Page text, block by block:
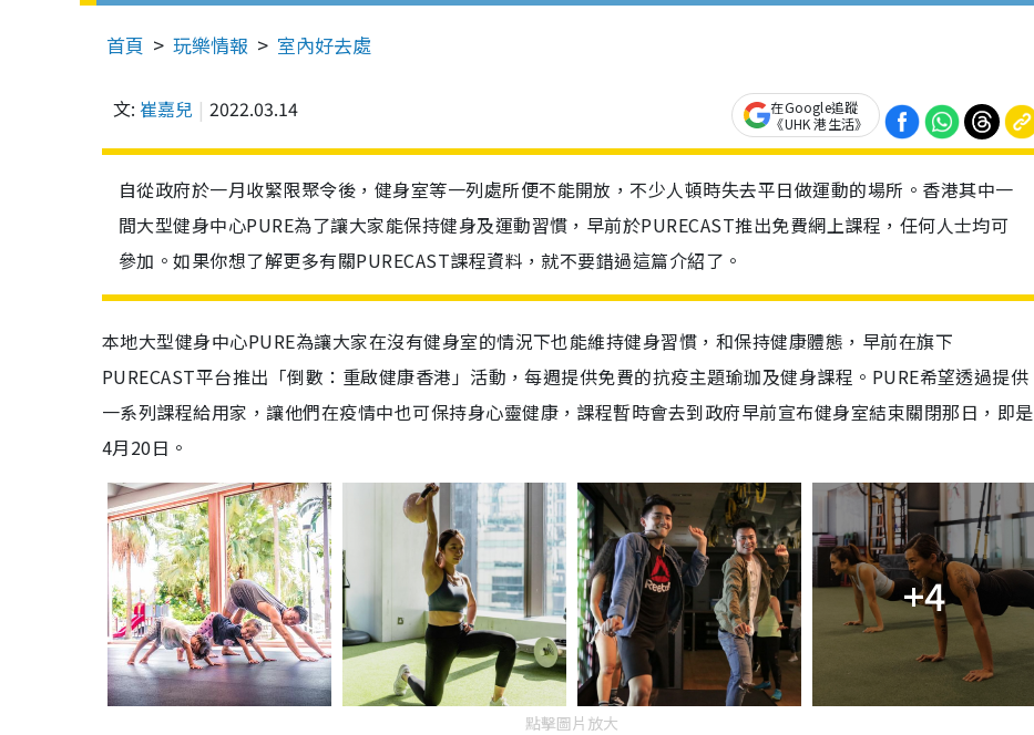
首頁 玩樂情報 室內好去處
文: 崔嘉兒 2022.03.14
在Google追蹤
《UHK 港生活》
自從政府於一月收緊限聚令後，健身室等一列處所便不能開放，不少人頓時失去平日做運動的場所。香港其中一
間大型健身中心PURE為了讓大家能保持健身及運動習慣，早前於PURECAST推出免費網上課程，任何人士均可
參加。如果你想了解更多有關PURECAST課程資料，就不要錯過這篇介紹了。
本地大型健身中心PURE為讓大家在沒有健身室的情況下也能維持健身習慣，和保持健康體態，早前在旗下
PURECAST平台推出「倒數：重啟健康香港」活動，每週提供免費的抗疫主題瑜珈及健身課程。PURE希望透過提供
一系列課程給用家，讓他們在疫情中也可保持身心靈健康，課程暫時會去到政府早前宣布健身室結束關閉那日，即是
4月20日。
+4
點擊圖片放大